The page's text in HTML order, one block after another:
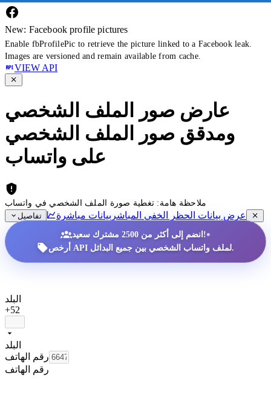
New: Facebook profile pictures
Enable fbProfilePic to retrieve the picture linked to a Facebook leak.
Images are versioned and remain available from cache.
VIEW API
عارض صور الملف الشخصي
ومدقق صور الملف الشخصي
على واتساب
ملاحظة هامة: تغطية صورة الملف الشخصي في واتساب
تفاصيل
عرض بيانات الحظر الخفي المباشر بيانات مباشرة
انضم إلى أكثر من 2500 مشترك سعيد!•
أرخص API لملف واتساب الشخصي بين جميع البدائل.
البلد
+52
البلد
رقم الهاتف
رقم الهاتف